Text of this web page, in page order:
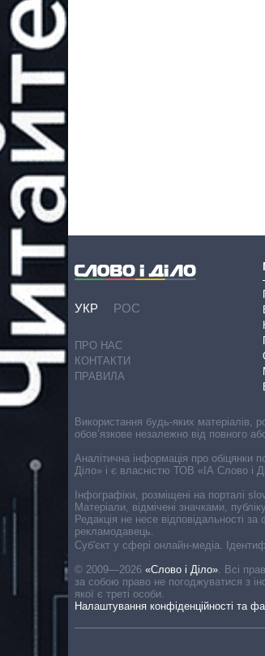
УКР РОС
ПРО НАС
КОНТАКТИ
ПРАВИЛА
Cуб'єкт у сфері онлайн-медіа.
© 2009—2026 «Слово і Діло»
Всі
за собою право не погоджуватися з
якої є треті особи.
Налаштування конфіденційності та
Використання будь-яких матеріалів,
обов’язкове незалежно від повного
Аналітична інформація про обіцянки
Діло» і є власністю ТОВ «ІА Слово і
Інфографіки, розміщені на порталі
Матеріали, відмічені значками,
Редакція не несе відповідальності
рекламодавець.